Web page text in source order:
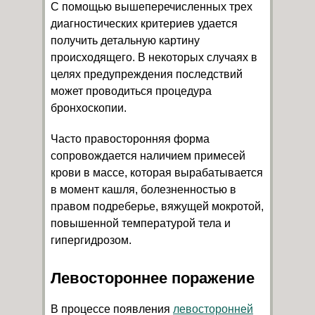
С помощью вышеперечисленных трех
диагностических критериев удается
получить детальную картину
происходящего. В некоторых случаях в
целях предупреждения последствий
может проводиться процедура
бронхоскопии.
Часто правосторонняя форма
сопровождается наличием примесей
крови в массе, которая вырабатывается
в момент кашля, болезненностью в
правом подреберье, вяжущей мокротой,
повышенной температурой тела и
гипергидрозом.
Левостороннее поражение
В процессе появления левосторонней